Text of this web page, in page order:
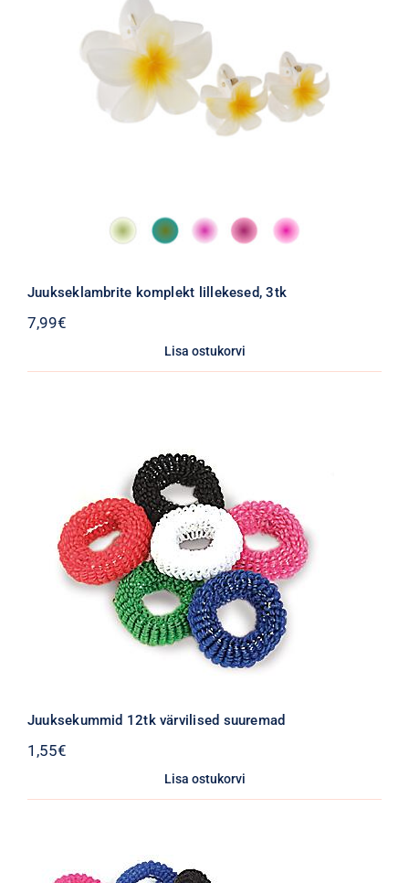
Juukseklambrite komplekt lillekesed, 3tk
7,99€
Lisa ostukorvi
Juuksekummid 12tk värvilised suuremad
1,55€
Lisa ostukorvi